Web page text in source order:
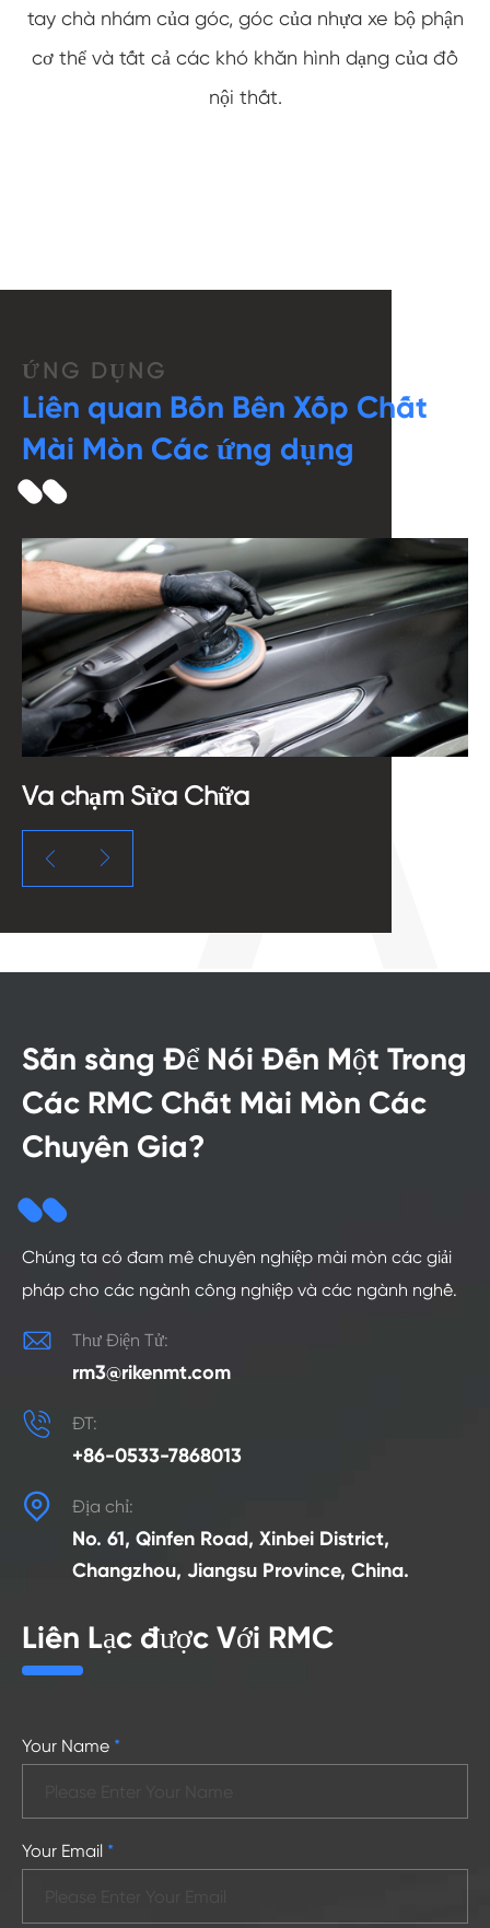
tay chà nhám của góc, góc của nhựa xe bộ phận
cơ thể và tất cả các khó khăn hình dạng của đồ
nội thất.
ỨNG DỤNG
Liên quan Bốn Bên Xốp Chất
Mài Mòn Các ứng dụng
Chữa
Sẵn sàng Để Nói Đến Một Trong
Các RMC Chất Mài Mòn Các
Chuyên Gia?
Chúng ta có đam mê chuyên nghiệp mài mòn các giải
pháp cho các ngành công nghiệp và các ngành nghề.
 Thư Điện Tử:
rm3@rikenmt.com
 ĐT:
+86-0533-7868013
 Địa chỉ:
No. 61, Qinfen Road, Xinbei District,
Changzhou, Jiangsu Province, China.
Liên Lạc được Với RMC
Your Name *
Your Email *